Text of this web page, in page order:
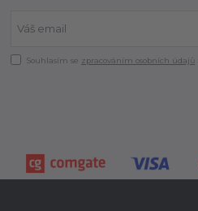
Souhlasím se zpracováním osobních údajů